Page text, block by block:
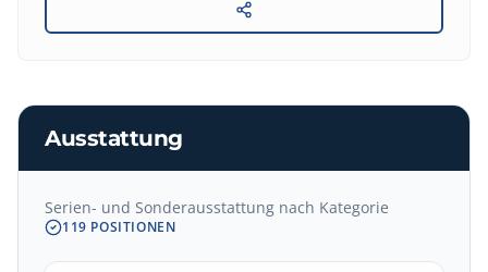
Ausstattung
Serien- und Sonderausstattung nach Kategorie
119 POSITIONEN